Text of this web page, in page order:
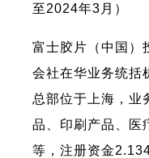
至2024年3月）
富士胶片（中国）
会社在华业务统括
总部位于上海，业
品、印刷产品、医
等，注册资金